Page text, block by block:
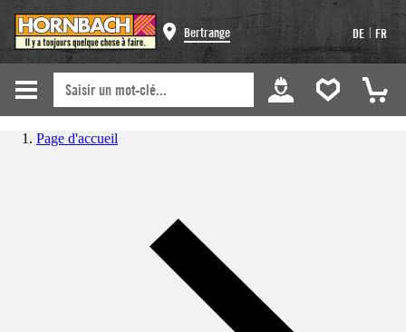
Bertrange DE | FR
Page d'accueil